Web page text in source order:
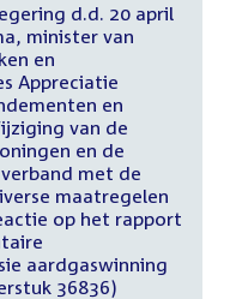
d.d. 20 april
minister van
en
Appreciatie
en
van de
en de
met de
maatregelen
op het rapport
aardgaswinning
(Kamerstuk 36836)